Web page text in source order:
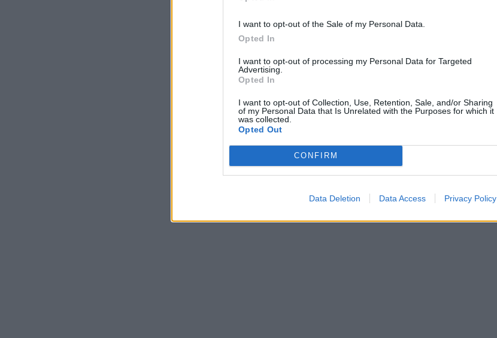
I want to opt-out of the Sale of my Personal Data.
Opted In
I want to opt-out of processing my Personal Data for Targeted
Advertising.
Opted In
I want to opt-out of Collection, Use, Retention, Sale, and/or Sharing
of my Personal Data that Is Unrelated with the Purposes for which it
was collected.
Opted Out
CONFIRM
Data Deletion Data Access Privacy Policy